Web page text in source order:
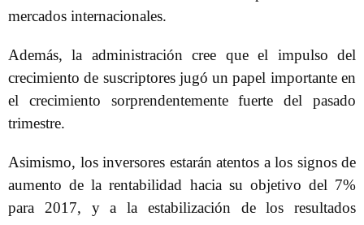
mercados internacionales.
Además, la administración cree que el impulso del
crecimiento de suscriptores jugó un papel importante en
el crecimiento sorprendentemente fuerte del pasado
trimestre.
Asimismo, los inversores estarán atentos a los signos de
aumento de la rentabilidad hacia su objetivo del 7%
para 2017, y a la estabilización de los resultados